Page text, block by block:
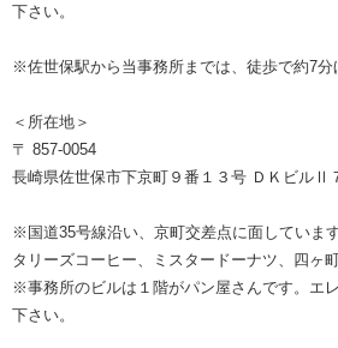
下さい。
※佐世保駅から当事務所までは、徒歩で約7分
＜所在地＞
〒 857-0054
長崎県佐世保市下京町９番１３号 ＤＫビルⅡ
※国道35号線沿い、京町交差点に面しています
タリーズコーヒー、ミスタードーナツ、四ヶ
※事務所のビルは１階がパン屋さんです。エ
下さい。